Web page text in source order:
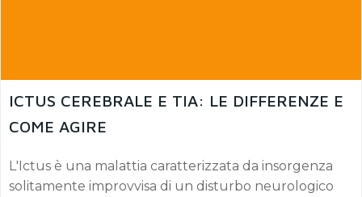
ICTUS CEREBRALE E TIA: LE DIFFERENZE E
COME AGIRE
L'Ictus è una malattia caratterizzata da insorgenza
solitamente improvvisa di un disturbo neurologico